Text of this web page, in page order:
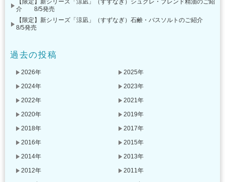
【限定】新シリーズ「涼凪」（すずなぎ）シュクレ・ブレンド精油のご紹
介 8/5発売
【限定】新シリーズ「涼凪」（すずなぎ）石鹸・バスソルトのご紹介
8/5発売
過去の投稿
2026年
2025年
2024年
2023年
2022年
2021年
2020年
2019年
2018年
2017年
2016年
2015年
2014年
2013年
2012年
2011年